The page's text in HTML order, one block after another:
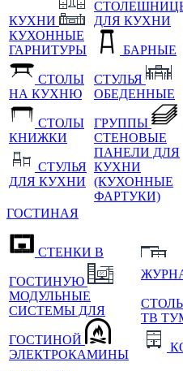
КУХНИ
КУХОННЫЕ
ГАРНИТУРЫ
СТОЛЫ
НА КУХНЮ
СТОЛЫ
КНИЖКИ
СТУЛЬЯ
ДЛЯ КУХНИ
ДЛЯ КУХНИ
БАРНЫЕ
СТУЛЬЯ
ОБЕДЕННЫЕ
ГРУППЫ
СТЕНОВЫЕ
ПАНЕЛИ ДЛЯ
КУХНИ
(КУХОННЫЕ
ФАРТУКИ)
ГОСТИНАЯ
СТЕНКИ В
ГОСТИНУЮ
МОДУЛЬНЫЕ
СИСТЕМЫ ДЛЯ
ГОСТИНОЙ
ЭЛЕКТРОКАМИНЫ
ТВ